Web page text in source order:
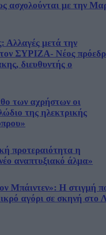
ασχολούνται με την
Αλλαγές μετά την
ΣΥΡΙΖΑ- Νέος
διευθυντής ο
των αχρήστων οι
της ηλεκτρικής
προτεραιότητα η
αναπτυξιακό άλμα»
Μπάιντεν»: Η στιγμή
αγόρι σε σκηνή στο